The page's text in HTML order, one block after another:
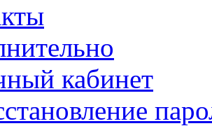
кабинет